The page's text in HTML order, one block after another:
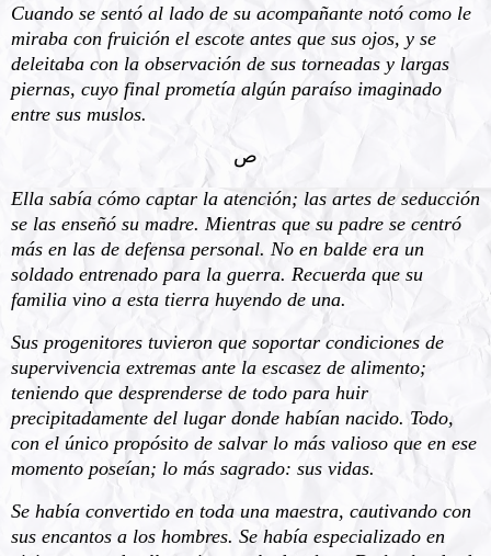
Cuando se sentó al lado de su acompañante notó como le
miraba con fruición el escote antes que sus ojos, y se
deleitaba con la observación de sus torneadas y largas
piernas, cuyo final prometía algún paraíso imaginado
entre sus muslos.
ﺹ
Ella sabía cómo captar la atención; las artes de seducción
se las enseñó su madre. Mientras que su padre se centró
más en las de defensa personal. No en balde era un
soldado entrenado para la guerra. Recuerda que su
familia vino a esta tierra huyendo de una.
Sus progenitores tuvieron que soportar condiciones de
supervivencia extremas ante la escasez de alimento;
teniendo que desprenderse de todo para huir
precipitadamente del lugar donde habían nacido. Todo,
con el único propósito de salvar lo más valioso que en ese
momento poseían; lo más sagrado: sus vidas.
Se había convertido en toda una maestra, cautivando con
sus encantos a los hombres. Se había especializado en